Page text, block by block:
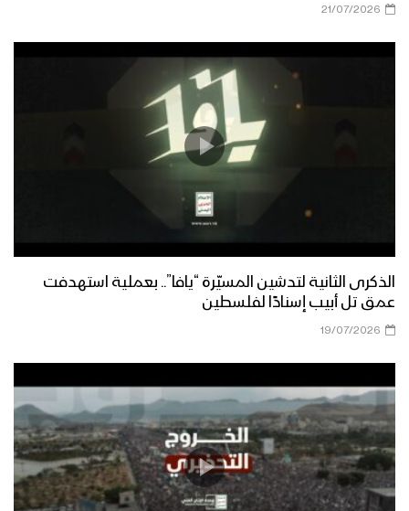
21/07/2026
الذكرى الثانية لتدشين المسيّرة “يافا”.. بعملية استهدفت
عمق تل أبيب إسنادًا لفلسطين
19/07/2026